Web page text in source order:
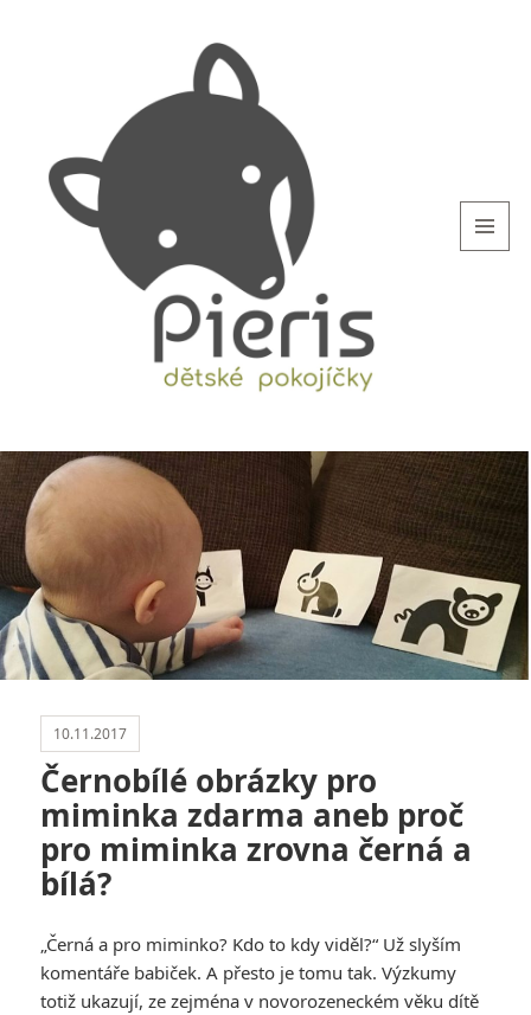
blog.Pieris.cz
10.11.2017
Černobílé obrázky pro
miminka zdarma aneb proč
pro miminka zrovna černá a
bílá?
„Černá a pro miminko? Kdo to kdy viděl?“ Už slyším
komentáře babiček. A přesto je tomu tak. Výzkumy
totiž ukazují, ze zejména v novorozeneckém věku dítě